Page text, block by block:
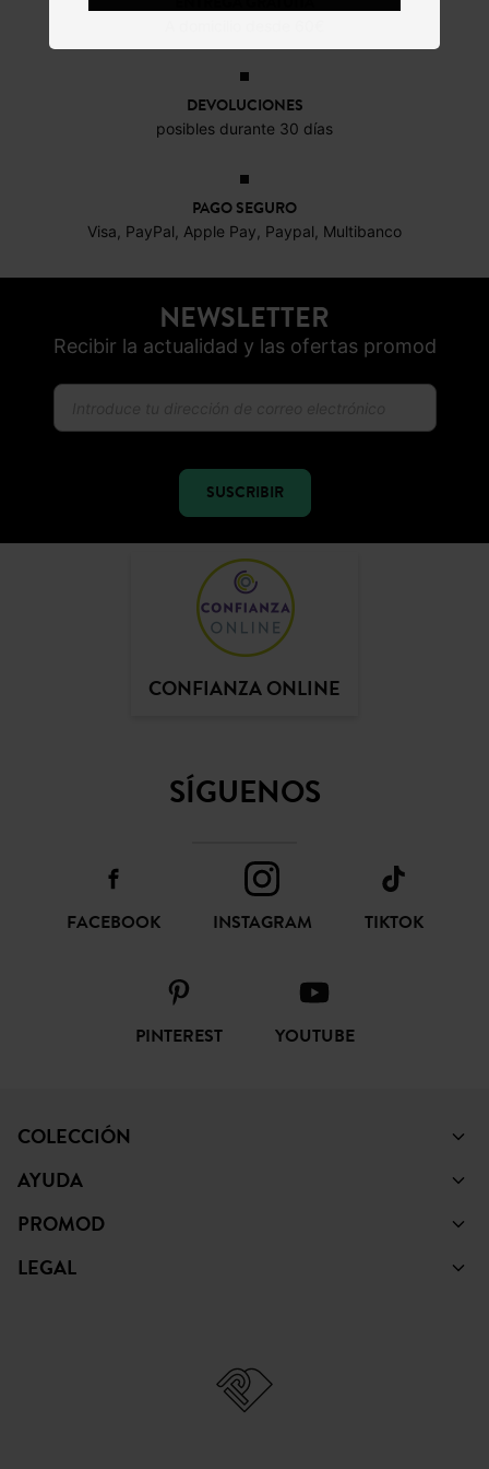
DEVOLUCIONES
posibles durante 30 días
PAGO SEGURO
Visa, PayPal, Apple Pay, Paypal, Multibanco
NEWSLETTER
Recibir la actualidad y las ofertas promod
SUSCRIBIR
CONFIANZA ONLINE
SÍGUENOS
FACEBOOK INSTAGRAM TIKTOK
PINTEREST YOUTUBE
COLECCIÓN
AYUDA
PROMOD
LEGAL